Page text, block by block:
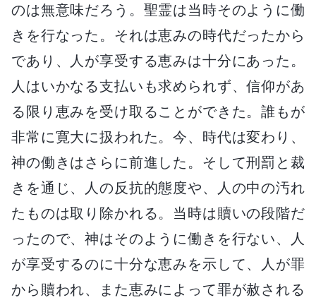
のは無意味だろう。聖霊は当時そのように働
きを行なった。それは恵みの時代だったから
であり、人が享受する恵みは十分にあった。
人はいかなる支払いも求められず、信仰があ
る限り恵みを受け取ることができた。誰もが
非常に寛大に扱われた。今、時代は変わり、
神の働きはさらに前進した。そして刑罰と裁
きを通じ、人の反抗的態度や、人の中の汚れ
たものは取り除かれる。当時は贖いの段階だ
ったので、神はそのように働きを行ない、人
が享受するのに十分な恵みを示して、人が罪
から贖われ、また恵みによって罪が赦される